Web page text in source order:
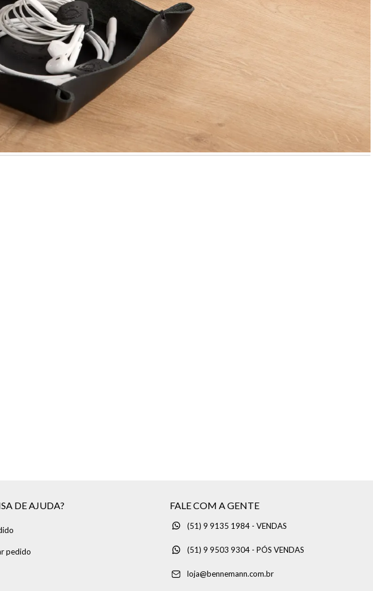
DE AJUDA?
pedido
FALE COM A GENTE
(51) 9 9135 1984 - VENDAS
(51) 9 9503 9304 - PÓS VENDAS
loja@bennemann.com.br